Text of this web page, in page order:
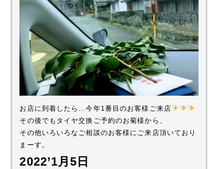
お店に到着したら…今年1番目のお客様ご来店
その後でもタイヤ交換ご予約のお菊様から、
その他いろいろなご相談のお客様にご来店頂いており
まーす。
2022’1月5日